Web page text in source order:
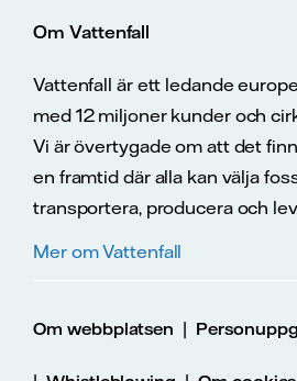
Om Vattenfall
Vattenfall är ett ledande
med 12 miljoner kunder och
Vi är övertygade om att det
en framtid där alla kan välja
transportera, producera och
Mer om Vattenfall
Om webbplatsen |